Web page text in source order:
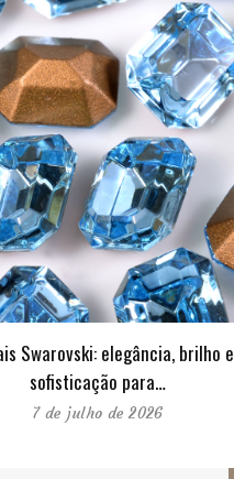
Swarovski: elegância, brilho e
sofisticação para…
7 de julho de 2026